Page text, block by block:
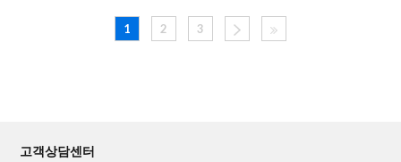
1 2 3
고객상담센터